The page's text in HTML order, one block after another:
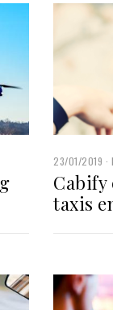
23/01/2019
taxis